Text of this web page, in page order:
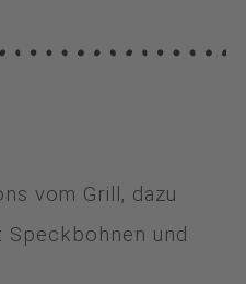
vom Grill, dazu
Speckbohnen und